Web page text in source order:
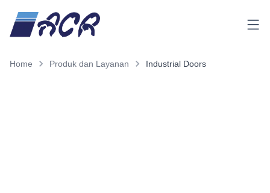
Menu
Home Produk dan Layanan Industrial Doors